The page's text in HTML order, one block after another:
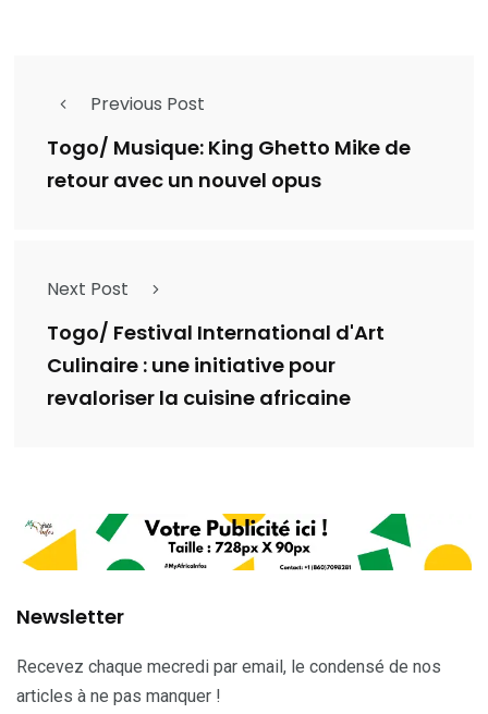
Previous Post
Togo/ Musique: King Ghetto Mike de
retour avec un nouvel opus
Next Post
Togo/ Festival International d'Art
Culinaire : une initiative pour
revaloriser la cuisine africaine
Newsletter
Recevez chaque mecredi par email, le condensé de nos
articles à ne pas manquer !